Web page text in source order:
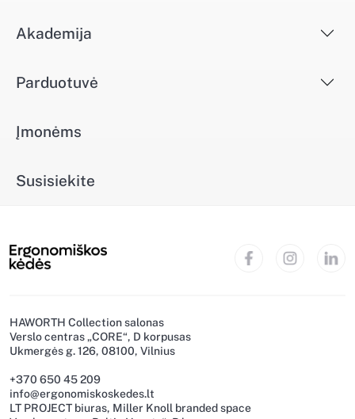
Akademija
Parduotuvė
Įmonėms
Susisiekite
HAWORTH Collection salonas
Verslo centras „CORE“, D korpusas
Ukmergės g. 126, 08100, Vilnius
+370 650 45 209
info@ergonomiskoskedes.lt
LT PROJECT biuras, Miller Knoll branded space